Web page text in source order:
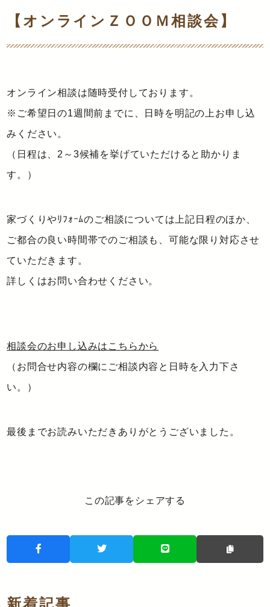
【オンラインＺＯＯＭ相談会】
オンライン相談は随時受付しております。
※ご希望日の1週間前までに、日時を明記の上お申し込
みください。
（日程は、2～3候補を挙げていただけると助かりま
す。）
家づくりやﾘﾌｫｰﾑのご相談については上記日程のほか、
ご都合の良い時間帯でのご相談も、可能な限り対応させ
ていただきます。
詳しくはお問い合わせください。
相談会のお申し込みはこちらから
（お問合せ内容の欄にご相談内容と日時を入力下さ
い。）
最後までお読みいただきありがとうございました。
この記事をシェアする